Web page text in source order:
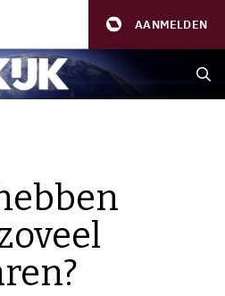
AANMELDEN